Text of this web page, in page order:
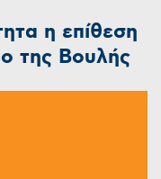
η επίθεση
της Βουλής